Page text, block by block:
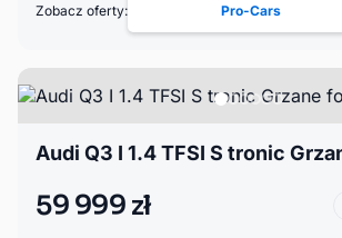
Zobacz oferty: Pro-Cars
59 999 zł